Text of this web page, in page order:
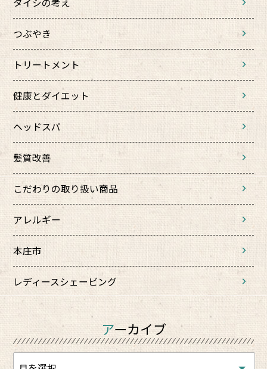
つぶやき
トリートメント
健康とダイエット
ヘッドスパ
髪質改善
こだわりの取り扱い商品
アレルギー
本庄市
レディースシェービング
アーカイブ